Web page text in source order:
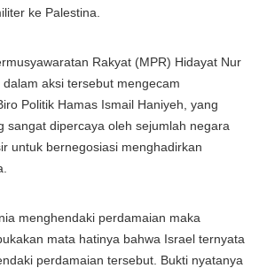
ke Palestina.
Rakyat (MPR) Hidayat Nur
aksi tersebut mengecam
Politik Hamas Ismail Haniyeh, yang
sangat dipercaya oleh sejumlah negara
untuk bernegosiasi menghadirkan
menghendaki perdamaian maka
mata hatinya bahwa Israel ternyata
perdamaian tersebut. Bukti nyatanya